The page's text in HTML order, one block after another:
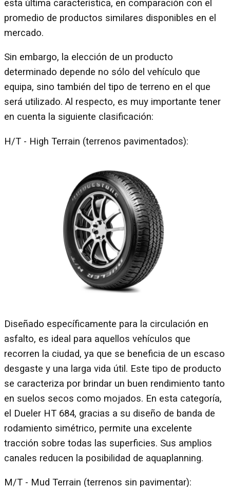
esta última característica, en comparación con el
promedio de productos similares disponibles en el
mercado.
Sin embargo, la elección de un producto
determinado depende no sólo del vehículo que
equipa, sino también del tipo de terreno en el que
será utilizado. Al respecto, es muy importante tener
en cuenta la siguiente clasificación:
H/T - High Terrain (terrenos pavimentados):
Diseñado específicamente para la circulación en
asfalto, es ideal para aquellos vehículos que
recorren la ciudad, ya que se beneficia de un escaso
desgaste y una larga vida útil. Este tipo de producto
se caracteriza por brindar un buen rendimiento tanto
en suelos secos como mojados. En esta categoría,
el Dueler HT 684, gracias a su diseño de banda de
rodamiento simétrico, permite una excelente
tracción sobre todas las superficies. Sus amplios
canales reducen la posibilidad de aquaplanning.
M/T - Mud Terrain (terrenos sin pavimentar):